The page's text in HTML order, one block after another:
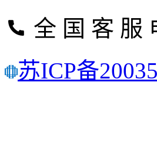
全 国 客 服
苏ICP备